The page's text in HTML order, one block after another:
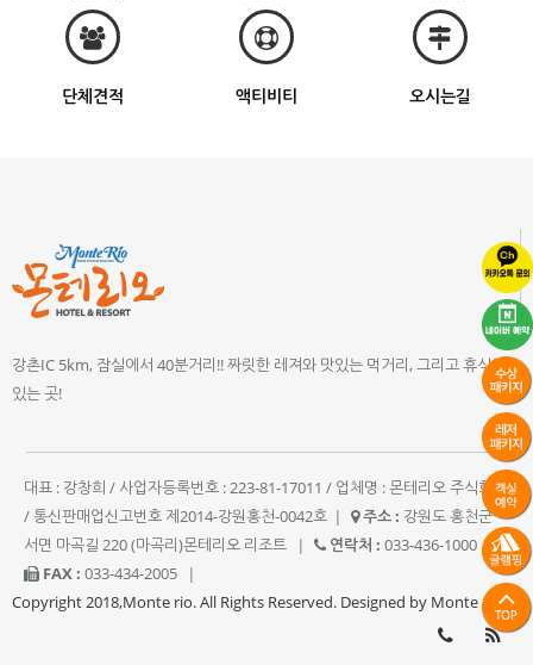
단체견적 액티비티 오시는길
강촌IC 5km, 잠실에서 40분거리!! 짜릿한 레져와 맛있는 먹거리, 그리고 휴식이
있는 곳!
대표 : 강창희 / 사업자등록번호 : 223-81-17011 / 업체명 : 몬테리오 주식회사
/ 통신판매업신고번호 제2014-강원홍천-0042호 | 주소 : 강원도 홍천군
서면 마곡길 220 (마곡리)몬테리오 리조트
| 연락처 : 033-436-1000
|
FAX : 033-434-2005
|
Copyright 2018,Monte rio. All Rights Reserved. Designed by Monte rio.